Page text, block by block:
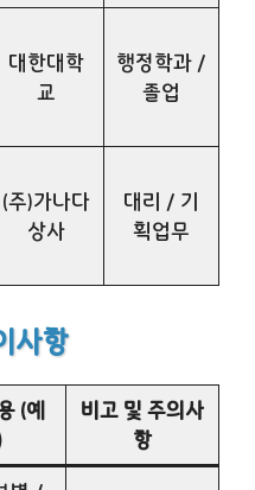
대한대학
교
행정학과 /
졸업
(주)가나다
상사
대리 / 기
획업무
사항
(예
비고 및 주의사
항